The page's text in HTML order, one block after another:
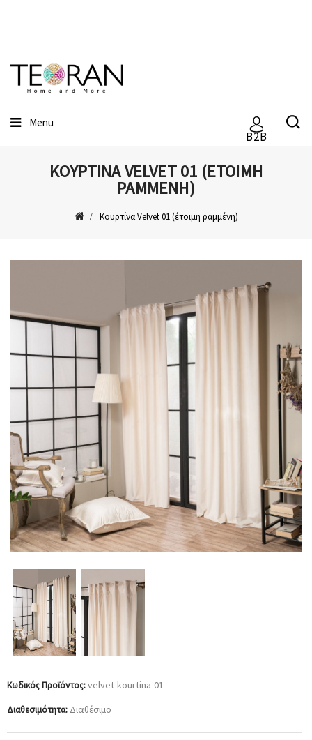
B2B
Menu
ΚΟΥΡΤΊΝΑ VELVET 01 (ΈΤΟΙΜΗ
ΡΑΜΜΈΝΗ)
Κουρτίνα Velvet 01 (έτοιμη ραμμένη)
Κωδικός Προϊόντος:velvet-kourtina-01
Διαθεσιμότητα: Διαθέσιμο